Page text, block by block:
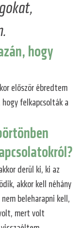
hogy
először ébredtem
felkapcsolták a
derül ki, ki az
akkor kell néhány
beleharapni kell,
mert volt